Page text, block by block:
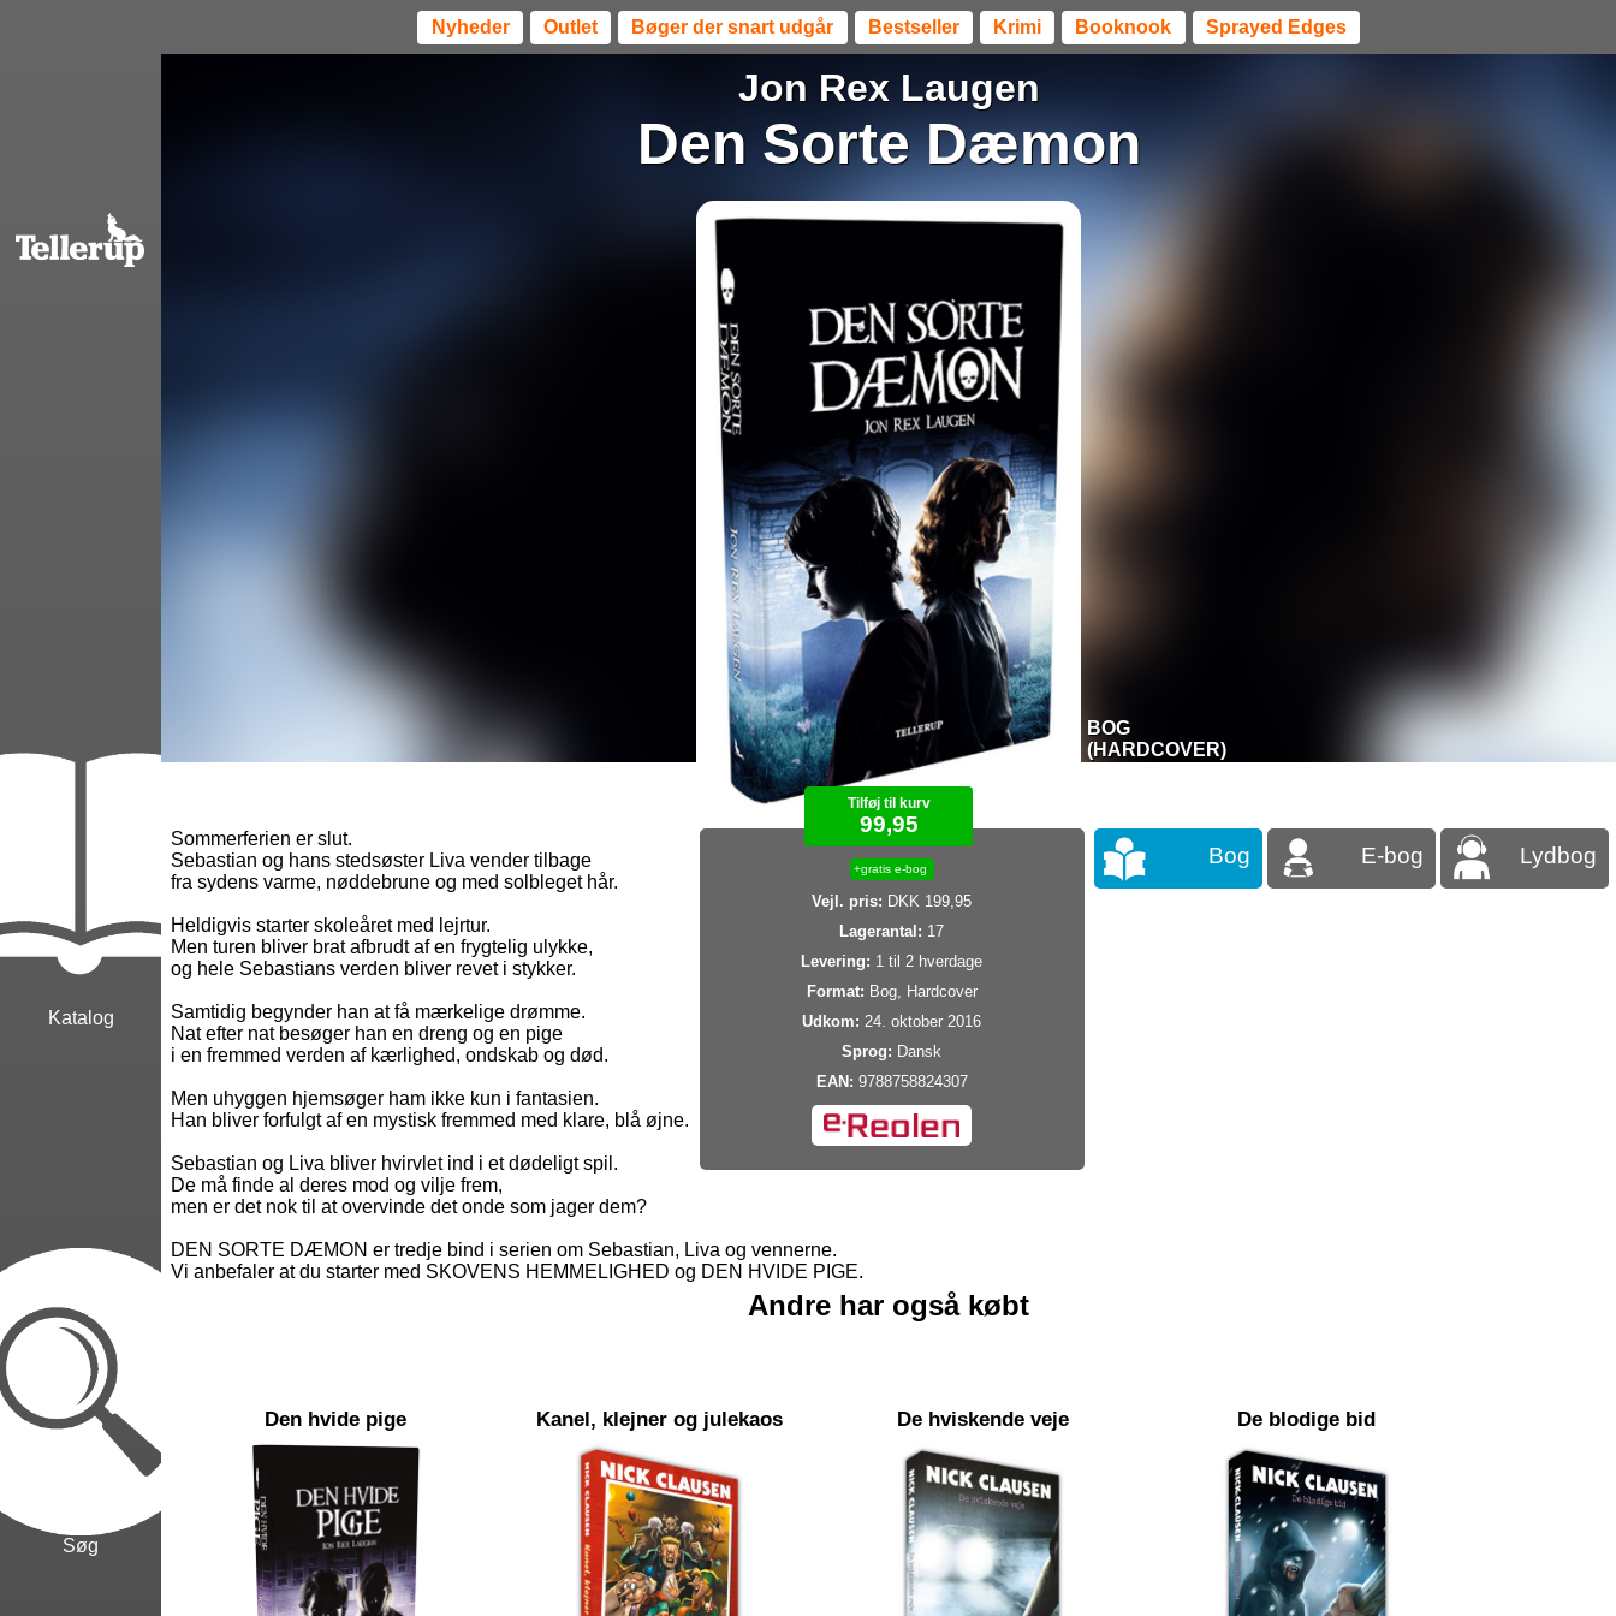
Nyheder Outlet Bøger der snart udgår Bestseller Krimi Booknook Sprayed Edges
Katalog
Søg
Jon Rex Laugen
Den Sorte Dæmon
BOG
(HARDCOVER)
Tilføj til kurv
99,95
+gratis e-bog
Vejl. pris: DKK 199,95
Lagerantal: 17
Levering: 1 til 2 hverdage
Format: Bog, Hardcover
Udkom: 24. oktober 2016
Sprog: Dansk
EAN: 9788758824307
Sommerferien er slut.
Sebastian og hans stedsøster Liva vender tilbage
fra sydens varme, nøddebrune og med solbleget hår.
Heldigvis starter skoleåret med lejrtur.
Men turen bliver brat afbrudt af en frygtelig ulykke,
og hele Sebastians verden bliver revet i stykker.
Samtidig begynder han at få mærkelige drømme.
Nat efter nat besøger han en dreng og en pige
i en fremmed verden af kærlighed, ondskab og død.
Men uhyggen hjemsøger ham ikke kun i fantasien.
Han bliver forfulgt af en mystisk fremmed med klare, blå øjne.
Sebastian og Liva bliver hvirvlet ind i et dødeligt spil.
De må finde al deres mod og vilje frem,
men er det nok til at overvinde det onde som jager dem?
DEN SORTE DÆMON er tredje bind i serien om Sebastian, Liva og vennerne.
Vi anbefaler at du starter med SKOVENS HEMMELIGHED og DEN HVIDE PIGE.
Bog E-bog Lydbog
Andre har også købt
Den hvide pige Kanel, klejner og julekaos De hviskende veje De blodige bid